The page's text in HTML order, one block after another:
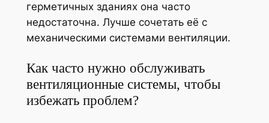
герметичных зданиях она часто
недостаточна. Лучше сочетать её с
механическими системами вентиляции.
Как часто нужно обслуживать
вентиляционные системы, чтобы
избежать проблем?